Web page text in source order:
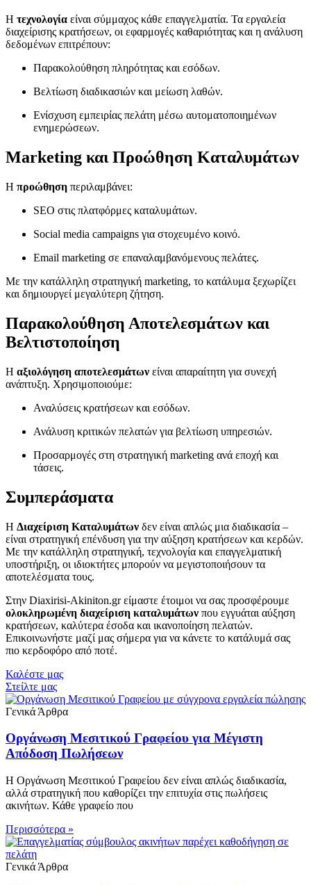
Η τεχνολογία είναι σύμμαχος κάθε επαγγελματία. Τα εργαλεία
διαχείρισης κρατήσεων, οι εφαρμογές καθαριότητας και η ανάλυση
δεδομένων επιτρέπουν:
Παρακολούθηση πληρότητας και εσόδων.
Βελτίωση διαδικασιών και μείωση λαθών.
Ενίσχυση εμπειρίας πελάτη μέσω αυτοματοποιημένων
ενημερώσεων.
Marketing και Προώθηση Καταλυμάτων
Η προώθηση περιλαμβάνει:
SEO στις πλατφόρμες καταλυμάτων.
Social media campaigns για στοχευμένο κοινό.
Email marketing σε επαναλαμβανόμενους πελάτες.
Με την κατάλληλη στρατηγική marketing, το κατάλυμα ξεχωρίζει
και δημιουργεί μεγαλύτερη ζήτηση.
Παρακολούθηση Αποτελεσμάτων και
Βελτιστοποίηση
Η αξιολόγηση αποτελεσμάτων είναι απαραίτητη για συνεχή
ανάπτυξη. Χρησιμοποιούμε:
Αναλύσεις κρατήσεων και εσόδων.
Ανάλυση κριτικών πελατών για βελτίωση υπηρεσιών.
Προσαρμογές στη στρατηγική marketing ανά εποχή και
τάσεις.
Συμπεράσματα
Η Διαχείριση Καταλυμάτων δεν είναι απλώς μια διαδικασία –
είναι στρατηγική επένδυση για την αύξηση κρατήσεων και κερδών.
Με την κατάλληλη στρατηγική, τεχνολογία και επαγγελματική
υποστήριξη, οι ιδιοκτήτες μπορούν να μεγιστοποιήσουν τα
αποτελέσματα τους.
Στην Diaxirisi-Akiniton.grείμαστε έτοιμοι να σας προσφέρουμε
ολοκληρωμένη διαχείριση καταλυμάτων που εγγυάται αύξηση
κρατήσεων, καλύτερα έσοδα και ικανοποίηση πελατών.
Επικοινωνήστε μαζί μας σήμερα για να κάνετε το κατάλυμά σας
πιο κερδοφόρο από ποτέ.
Καλέστε μας
Στείλτε μας
Γενικά Άρθρα
Οργάνωση Μεσιτικού Γραφείου για Μέγιστη
Απόδοση Πωλήσεων
Η Οργάνωση Μεσιτικού Γραφείου δεν είναι απλώς διαδικασία,
αλλά στρατηγική που καθορίζει την επιτυχία στις πωλήσεις
ακινήτων. Κάθε γραφείο που
Περισσότερα »
Γενικά Άρθρα